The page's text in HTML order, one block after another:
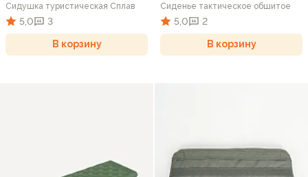
Сидушка туристическая Сплав
5,0 3
В корзину
Сиденье тактическое обшитое
5,0 2
В корзину